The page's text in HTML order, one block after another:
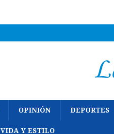
OPINIÓN DEPORTES
VIDA Y ESTILO